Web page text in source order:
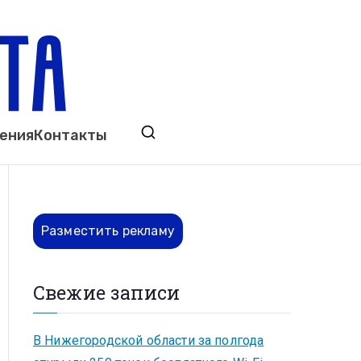
Выкса. Муром. Кулебаки. Навашино,
Контакты
Разместить рекламу
Свежие записи
В Нижегородской области за полгода